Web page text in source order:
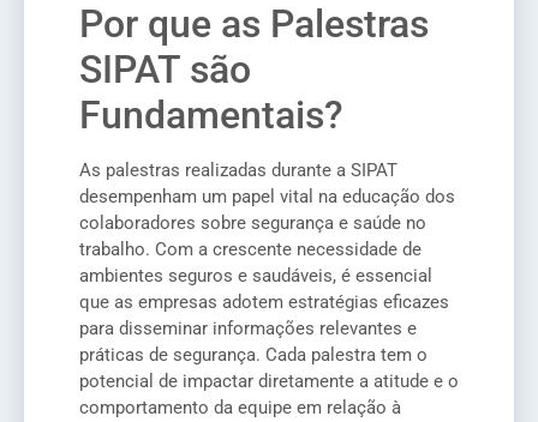
Por que as Palestras
SIPAT são
Fundamentais?
As palestras realizadas durante a SIPAT
desempenham um papel vital na educação dos
colaboradores sobre segurança e saúde no
trabalho. Com a crescente necessidade de
ambientes seguros e saudáveis, é essencial
que as empresas adotem estratégias eficazes
para disseminar informações relevantes e
práticas de segurança. Cada palestra tem o
potencial de impactar diretamente a atitude e o
comportamento da equipe em relação à